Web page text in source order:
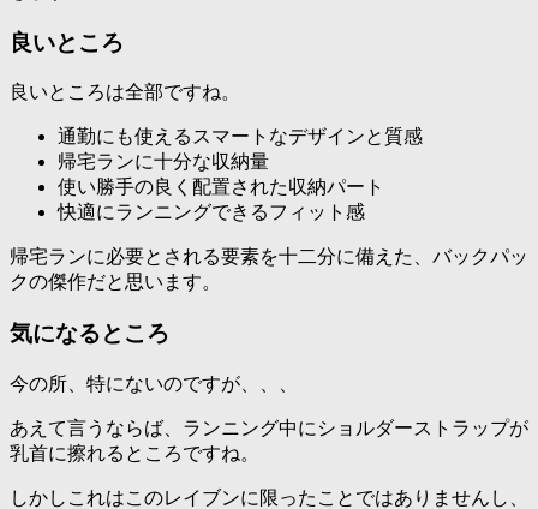
良いところ
良いところは全部ですね。
通勤にも使えるスマートなデザインと質感
帰宅ランに十分な収納量
使い勝手の良く配置された収納パート
快適にランニングできるフィット感
帰宅ランに必要とされる要素を十二分に備えた、バックパッ
クの傑作だと思います。
気になるところ
今の所、特にないのですが、、、
あえて言うならば、ランニング中にショルダーストラップが
乳首に擦れるところですね。
しかしこれはこのレイブンに限ったことではありませんし、